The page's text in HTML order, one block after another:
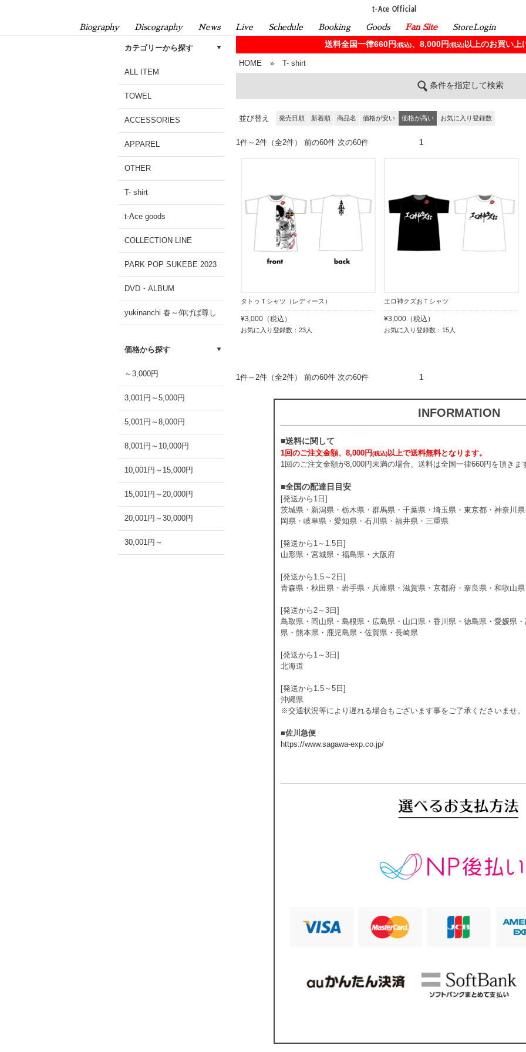
t-Ace Official
Biography Discography News Live Schedule Booking Goods Fan Site StoreLogin
カテゴリーから探す
ALL ITEM
TOWEL
ACCESSORIES
APPAREL
OTHER
T- shirt
t-Ace goods
COLLECTION LINE
PARK POP SUKEBE 2023
DVD・ALBUM
yukinanchi 春～仰げば尊し
価格から探す
～3,000円
3,001円～5,000円
5,001円～8,000円
8,001円～10,000円
10,001円～15,000円
15,001円～20,000円
20,001円～30,000円
30,001円～
送料全国一律660円(税込)、8,000円(税込) 以上のお買い上
HOME » T- shirt
条件を指定して検索
並び替え 発売日順 新着順 商品名 価格が安い 価格が高い お気に入り登録数
1件～2件（全2件） 前の60件 次の60件 1
タトゥＴシャツ（レディース）
¥3,000（税込）
お気に入り登録数：23人
エロ神クズおＴシャツ
¥3,000（税込）
お気に入り登録数：15人
1件～2件（全2件） 前の60件 次の60件 1
INFORMATION
■送料に関して
1回のご注文金額、8,000円(税込)以上で送料無料となります。
1回のご注文金額が8,000円未満の場合、送料は全国一律660円を頂きま
■全国の配達日目安
[発送から1日]
茨城県・新潟県・栃木県・群馬県・千葉県・埼玉県・東京都・神奈川
岡県・岐阜県・愛知県・石川県・福井県・三重県
[発送から1～1.5日]
山形県・宮城県・福島県・大阪府
[発送から1.5～2日]
青森県・秋田県・岩手県・兵庫県・滋賀県・京都府・奈良県・和歌山県
[発送から2～3日]
鳥取県・岡山県・島根県・広島県・山口県・香川県・徳島県・愛媛県
県・熊本県・鹿児島県・佐賀県・長崎県
[発送から1～3日]
北海道
[発送から1.5～5日]
沖縄県
※交通状況等により遅れる場合もございます事をご了承くださいませ。
■佐川急便
https://www.sagawa-exp.co.jp/